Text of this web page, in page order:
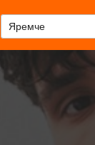
Яремче